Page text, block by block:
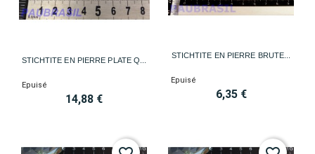
STICHTITE EN PIERRE PLATE Q...
Epuisé
14,88 €
STICHTITE EN PIERRE BRUTE...
Epuisé
6,35 €